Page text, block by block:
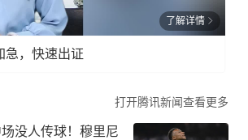
了解详情
急，快速出证
打开腾讯新闻查看更多
没人传球！穆里尼